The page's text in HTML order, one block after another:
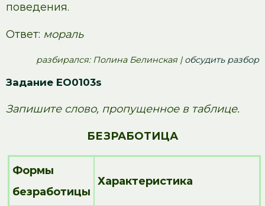
поведения.
Ответ: мораль
pазбирался: Полина Белинская |обсудить разбор
Задание EO0103s
Запишите слово, пропущенное в таблице.
БЕЗРАБОТИЦА
Формы
безработицы
Характеристика